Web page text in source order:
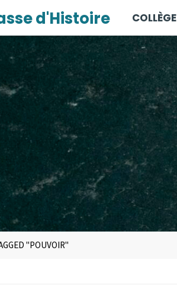
d'Histoire COLLÈGE
"POUVOIR"